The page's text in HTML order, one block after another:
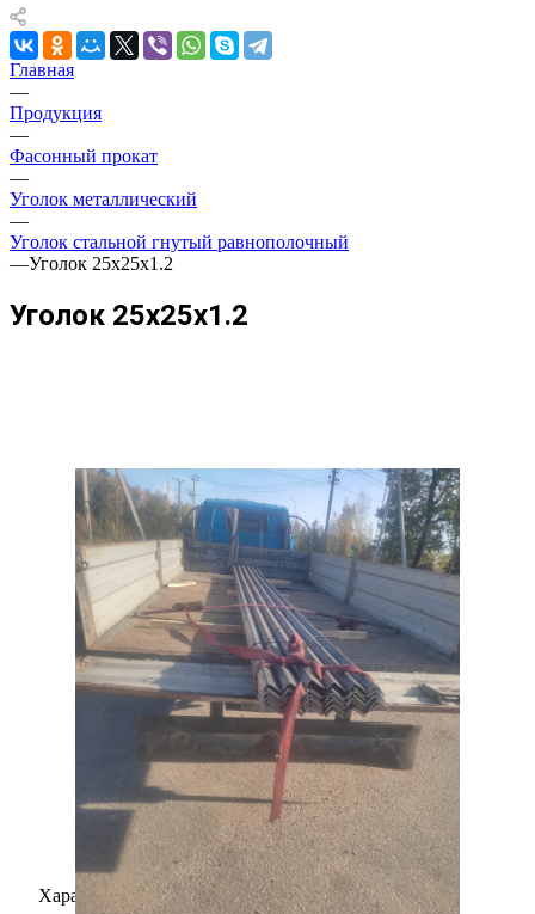
Главная
—
Продукция
—
Фасонный прокат
—
Уголок металлический
—
Уголок стальной гнутый равнополочный
—Уголок 25х25х1.2
Уголок 25х25х1.2
Характеристики